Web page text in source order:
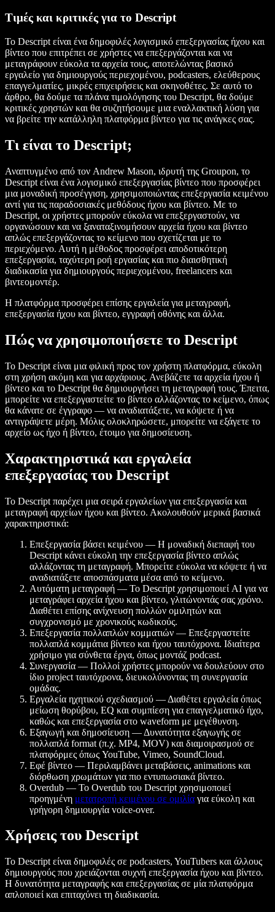
Τιμές και κριτικές για το Descript
Το Descript είναι ένα δημοφιλές λογισμικό επεξεργασίας ήχου και
βίντεο που επιτρέπει σε χρήστες να επεξεργάζονται και να
μεταγράφουν εύκολα τα αρχεία τους, αποτελώντας βασικό
εργαλείο για δημιουργούς περιεχομένου, podcasters, ελεύθερους
επαγγελματίες, μικρές επιχειρήσεις και σκηνοθέτες. Σε αυτό το
άρθρο, θα δούμε τα πλάνα τιμολόγησης του Descript, θα δούμε
κριτικές χρηστών και θα συζητήσουμε μια εναλλακτική λύση για
να βρείτε την κατάλληλη πλατφόρμα βίντεο για τις ανάγκες σας.
Τι είναι το Descript;
Αναπτυγμένο από τον Andrew Mason, ιδρυτή της Groupon, το
Descript είναι ένα λογισμικό επεξεργασίας βίντεο που προσφέρει
μια μοναδική προσέγγιση, χρησιμοποιώντας επεξεργασία κειμένου
αντί για τις παραδοσιακές μεθόδους ήχου και βίντεο. Με το
Descript, οι χρήστες μπορούν εύκολα να επεξεργαστούν, να
οργανώσουν και να ξαναταξινομήσουν αρχεία ήχου και βίντεο
απλώς επεξεργάζοντας το κείμενο που σχετίζεται με το
περιεχόμενο. Αυτή η μέθοδος προσφέρει αποδοτικότερη
επεξεργασία, ταχύτερη ροή εργασίας και πιο διαισθητική
διαδικασία για δημιουργούς περιεχομένου, freelancers και
βιντεομοντέρ.
Η πλατφόρμα προσφέρει επίσης εργαλεία για μεταγραφή,
επεξεργασία ήχου και βίντεο, εγγραφή οθόνης και άλλα.
Πώς να χρησιμοποιήσετε το Descript
Το Descript είναι μια φιλική προς τον χρήστη πλατφόρμα, εύκολη
στη χρήση ακόμη και για αρχάριους. Ανεβάζετε τα αρχεία ήχου ή
βίντεο και το Descript θα δημιουργήσει τη μεταγραφή τους. Έπειτα,
μπορείτε να επεξεργαστείτε το βίντεο αλλάζοντας το κείμενο, όπως
θα κάνατε σε έγγραφο — να αναδιατάξετε, να κόψετε ή να
αντιγράψετε μέρη. Μόλις ολοκληρώσετε, μπορείτε να εξάγετε το
αρχείο ως ήχο ή βίντεο, έτοιμο για δημοσίευση.
Χαρακτηριστικά και εργαλεία
επεξεργασίας του Descript
Το Descript παρέχει μια σειρά εργαλείων για επεξεργασία και
μεταγραφή αρχείων ήχου και βίντεο. Ακολουθούν μερικά βασικά
χαρακτηριστικά:
Επεξεργασία βάσει κειμένου — Η μοναδική διεπαφή του
Descript κάνει εύκολη την επεξεργασία βίντεο απλώς
αλλάζοντας τη μεταγραφή. Μπορείτε εύκολα να κόψετε ή να
αναδιατάξετε αποσπάσματα μέσα από το κείμενο.
Αυτόματη μεταγραφή — Το Descript χρησιμοποιεί AI για να
μεταγράφει αρχεία ήχου και βίντεο, γλιτώνοντάς σας χρόνο.
Διαθέτει επίσης ανίχνευση πολλών ομιλητών και
συγχρονισμό με χρονικούς κωδικούς.
Επεξεργασία πολλαπλών κομματιών — Επεξεργαστείτε
πολλαπλά κομμάτια βίντεο και ήχου ταυτόχρονα. Ιδιαίτερα
χρήσιμο για σύνθετα έργα, όπως μοντάζ podcast.
Συνεργασία — Πολλοί χρήστες μπορούν να δουλεύουν στο
ίδιο project ταυτόχρονα, διευκολύνοντας τη συνεργασία
ομάδας.
Εργαλεία ηχητικού σχεδιασμού — Διαθέτει εργαλεία όπως
μείωση θορύβου, EQ και συμπίεση για επαγγελματικό ήχο,
καθώς και επεξεργασία στο waveform με μεγέθυνση.
Εξαγωγή και δημοσίευση — Δυνατότητα εξαγωγής σε
πολλαπλά format (π.χ. MP4, MOV) και διαμοιρασμού σε
πλατφόρμες όπως YouTube, Vimeo, SoundCloud.
Εφέ βίντεο — Περιλαμβάνει μεταβάσεις, animations και
διόρθωση χρωμάτων για πιο εντυπωσιακά βίντεο.
Overdub — Το Overdub του Descript χρησιμοποιεί
προηγμένη μετατροπή κειμένου σε ομιλία για εύκολη και
γρήγορη δημιουργία voice-over.
Χρήσεις του Descript
Το Descript είναι δημοφιλές σε podcasters, YouTubers και άλλους
δημιουργούς που χρειάζονται συχνή επεξεργασία ήχου και βίντεο.
Η δυνατότητα μεταγραφής και επεξεργασίας σε μία πλατφόρμα
απλοποιεί και επιταχύνει τη διαδικασία.